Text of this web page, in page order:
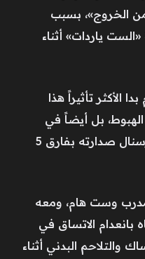
الخروج»، بسبب
ياردات» أثناء
الأكثر تأثيراً هذا
بل أيضاً في
سباق اللقب، بعدما عزز فوز آرسنال صدارته بفارق 5
مدرب وست هام، ومعه
بانعدام الاتساق في
والتلاحم البدني أثناء